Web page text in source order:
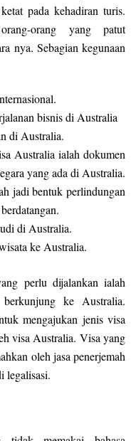
pada kehadiran turis.
orang yang patut
nya. Sebagian kegunaan
bisnis di Australia
di Australia.
Australia ialah dokumen
yang ada di Australia.
jadi bentuk perlindungan
di Australia.
ke Australia.
perlu dijalankan ialah
ke Australia.
mengajukan jenis visa
visa Australia. Visa yang
oleh jasa penerjemah
legalisasi.